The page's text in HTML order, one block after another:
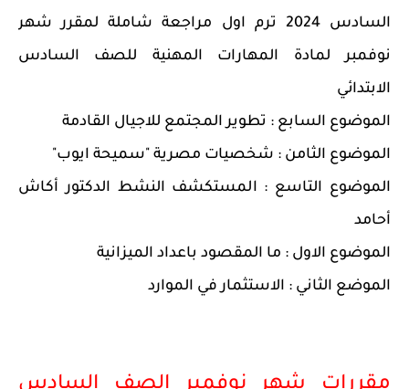
السادس 2024 ترم اول مراجعة شاملة لمقرر شهر
نوفمبر لمادة المهارات المهنية للصف السادس
الابتدائي
الموضوع السابع : تطوير المجتمع للاجيال القادمة
الموضوع الثامن : شخصيات مصرية "سميحة ايوب"
الموضوع التاسع : المستكشف النشط الدكتور أكاش
أحامد
الموضوع الاول : ما المقصود باعداد الميزانية
الموضع الثاني : الاستثمار في الموارد